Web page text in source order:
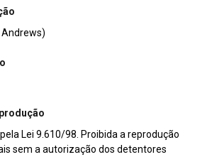
Andrews)
Lei 9.610/98. Proibida a reprodução
sem a autorização dos detentores